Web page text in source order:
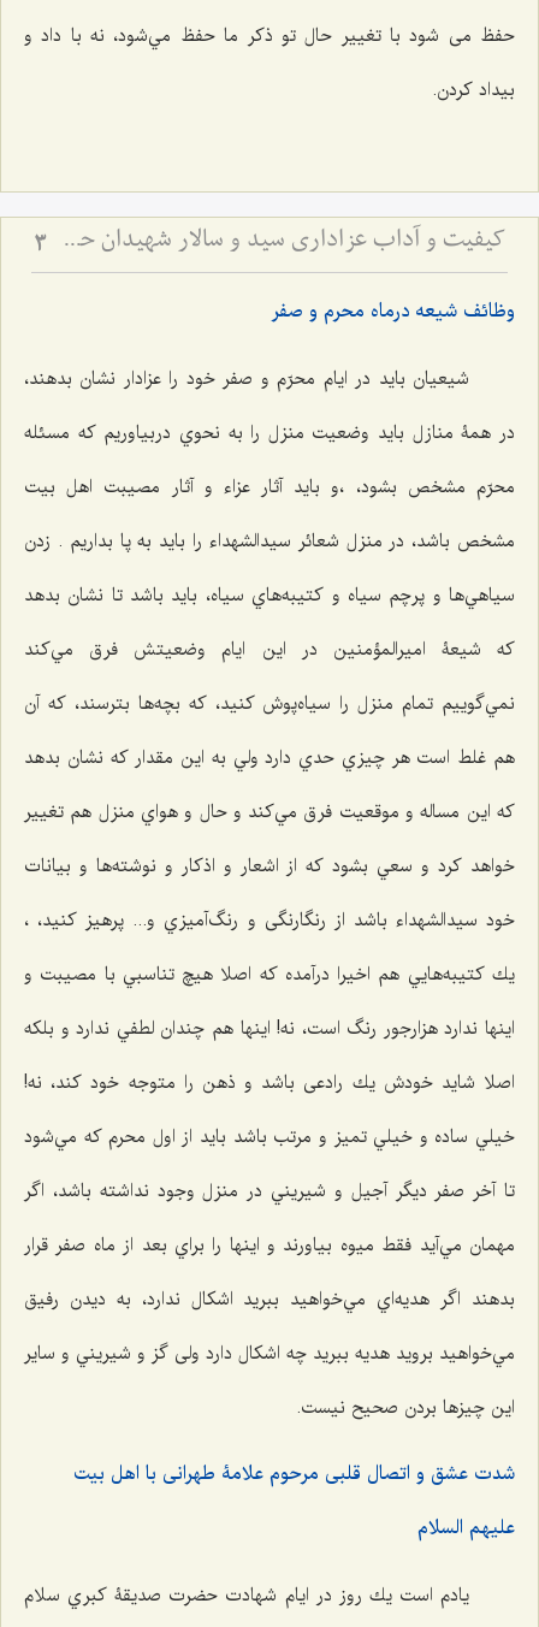
حفظ می شود با تغيير حال تو ذكر ما حفظ مي‌شود، نه با داد و
بيداد كردن.
کیفیت و آداب عزاداری سید و سالار شهیدان حضرت أباعبداللَه الحسین علیه السلام 3
وظائف شيعه درماه محرم و صفر
شيعیان بايد در ايام محرّم و صفر خود را عزادار نشان بدهند،
در همۀ منازل بايد وضعيت منزل را به نحوي دربياوريم كه مسئله
محرّم مشخص بشود، ،و باید آثار عزاء و آثار مصيبت اهل بيت
مشخص باشد، در منزل شعائر سيدالشهداء را بايد به پا بداريم . زدن
سياهي‌ها و پرچم سياه و كتيبه‌هاي سياه، بايد باشد تا نشان بدهد
كه شيعۀ اميرالمؤمنين در اين ايام وضعيتش فرق مي‌كند
نمي‌گوييم تمام منزل را سياه‌پوش كنيد، كه بچه‌ها بترسند، که آن
هم غلط است هر چيزي حدي دارد ولي به این مقدار كه نشان بدهد
كه این مساله و موقعیت فرق مي‌كند و حال و هواي منزل هم تغيير
خواهد كرد و سعي بشود كه از اشعار و اذكار و نوشته‌ها و بیانات
خود سيدالشهداء باشد از رنگارنگی و رنگ‌آميزي و... پرهیز کنید، ،
يك كتيبه‌هایي هم اخيرا درآمده كه اصلا هيچ تناسبي با مصيبت و
اينها ندارد هزارجور رنگ است، نه! اينها هم چندان لطفي ندارد و بلكه
اصلا شاید خودش يك رادعی ‌باشد و ذهن را متوجه خود كند، نه!
خيلي ساده و خيلي تميز و مرتب باشد بايد از اول محرم كه مي‌شود
تا آخر صفر ديگر آجیل و شيريني در منزل وجود نداشته باشد، اگر
مهمان مي‌آيد فقط ميوه بياورند و اينها را براي بعد از ماه صفر قرار
بدهند اگر هديه‌اي مي‌خواهيد ببريد اشكال ندارد، به ديدن رفيق
مي‌خواهيد برويد هديه ببريد چه اشكال دارد ولی گز و شيريني و ساير
اين چيزها بردن صحيح نيست.
شدت عشق و اتصال قلبی مرحوم علامۀ طهرانی با اهل بیت
علیهم السلام
يادم است يك روز در ايام شهادت حضرت صديقۀ كبري سلام